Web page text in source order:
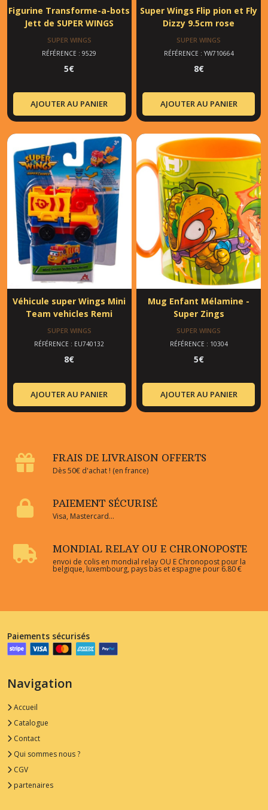
Figurine Transforme-a-bots
Jett de SUPER WINGS
SUPER WINGS
RÉFÉRENCE : 9529
5€
AJOUTER AU PANIER
Super Wings Flip pion et Fly
Dizzy 9.5cm rose
SUPER WINGS
RÉFÉRENCE : YW710664
8€
AJOUTER AU PANIER
Véhicule super Wings Mini
Team vehicles Remi
SUPER WINGS
RÉFÉRENCE : EU740132
8€
AJOUTER AU PANIER
Mug Enfant Mélamine -
Super Zings
SUPER WINGS
RÉFÉRENCE : 10304
5€
AJOUTER AU PANIER
FRAIS DE LIVRAISON OFFERTS
Dès 50€ d'achat ! (en france)
PAIEMENT SÉCURISÉ
Visa, Mastercard...
MONDIAL RELAY OU E CHRONOPOSTE
envoi de colis en mondial relay OU E Chronopost pour la
belgique, luxembourg, pays bas et espagne pour 6.80 €
Paiements sécurisés
Navigation
Accueil
Catalogue
Contact
Qui sommes nous ?
CGV
partenaires